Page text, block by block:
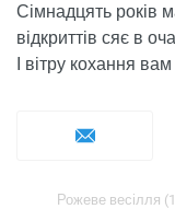
Сімнадцять років
відкриттів сяє в
І вітру кохання
Рожеве весілля